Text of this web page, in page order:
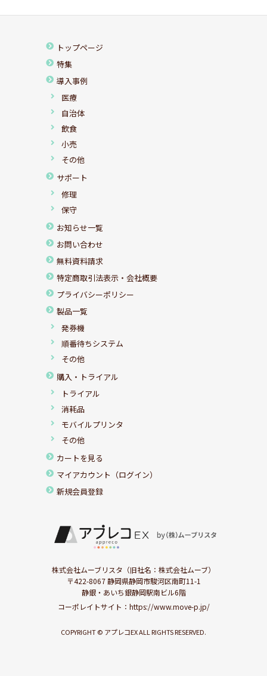
トップページ
特集
導入事例
医療
自治体
飲食
小売
その他
サポート
修理
保守
お知らせ一覧
お問い合わせ
無料資料請求
特定商取引法表示・会社概要
プライバシーポリシー
製品一覧
発券機
順番待ちシステム
その他
購入・トライアル
トライアル
消耗品
モバイルプリンタ
その他
カートを見る
マイアカウント（ログイン）
新規会員登録
株式会社ムーブリスタ（旧社名：株式会社ムーブ）
〒422-8067 静岡県静岡市駿河区南町11-1
静銀・あいち銀静岡駅南ビル6階
コーポレイトサイト： https://www.move-p.jp/
COPYRIGHT © アプレコEX ALL RIGHTS RESERVED.